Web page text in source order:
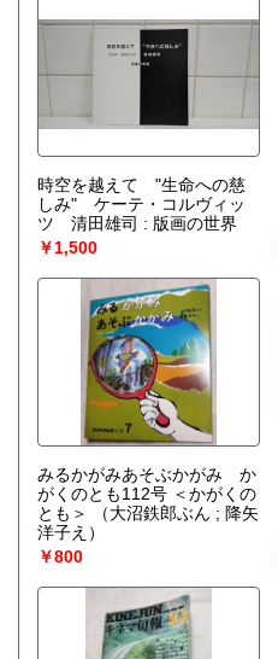
時空を越えて "生命への慈
しみ" ケーテ・コルヴィッ
ツ 清田雄司 : 版画の世界
￥1,500
みるかがみあそぶかがみ か
がくのとも112号 ＜かがくの
とも＞
（大沼鉄郎ぶん ; 降矢
洋子え）
￥800